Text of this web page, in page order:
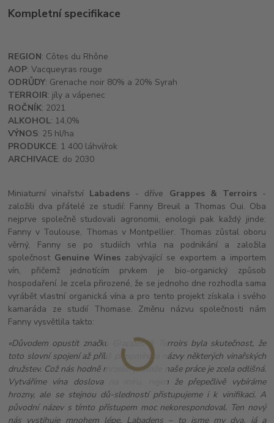
Kompletní specifikace
REGION: Côtes du Rhône
AOP: Vacqueyras rouge
ODRŮDY: Grenache noir 80% a 20% Syrah
TERROIR: jíly a vápenec
ROČNÍK: 2021
ALKOHOL: 14,0%
VÝNOS: 25 hl/ha
PRODUKCE: 1 400 láhví/rok
ARCHIVACE: do 2030
Miniaturní vinařství Labadens - dříve Grappes & Terroirs-
založili dva přátelé ze studií: Fanny Breuil a Thomas Oui. Oba
nejprve společně studovali agronomii, enologii pak každý jinde:
Fanny v Toulouse, Thomas v Montpellier. Thomas zůstal oboru
věrný, Fanny se po studiích vrhla na podnikání a založila
společnost Genuine Wines zabývající se exportem a importem
vín, přičemž jednotícím prvkem je bio-organický způsob
hospodaření. Je zcela přirozené, že se jednoho dne rozhodla sama
vyrábět vlastní organická vína a pro tento projekt získala i svého
kamaráda ze studií Thomase. Změnu názvu společnosti nám
Fanny vysvětlila takto:
«Důvodem opustit značku Grappes & Terroirs byla skutečnost, že
toto slovní spojení až příliš připomínalo názvy některých vinařských
družstev. Což nás hodně mrzelo, protože naše práce je zcela odlišná.
Vytváříme vína doslova na míru, nejen že přepečlivě vybíráme
hrozny, ale se stejnou dů-sledností přistupujeme i k vinifikaci. A
původní název s tímto přístupem moc nekorespondoval. Ten nový
nás vystihuje mnohem lépe, Labadens – to jsme my dva, já a